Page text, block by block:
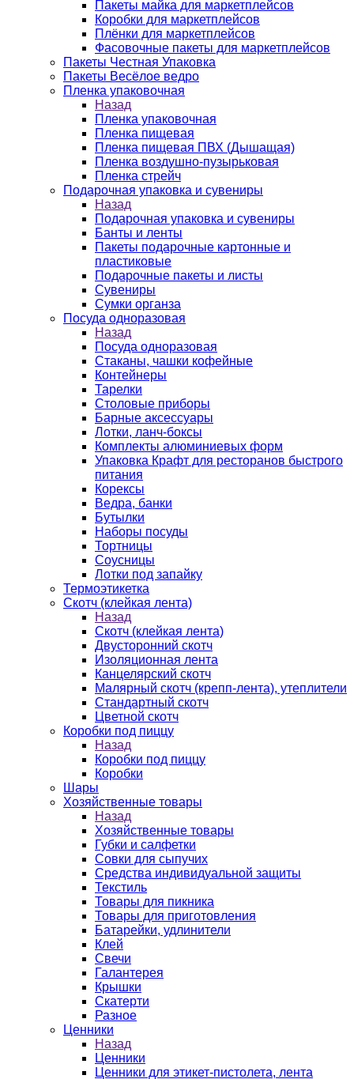
Пакеты майка для маркетплейсов
Коробки для маркетплейсов
Плёнки для маркетплейсов
Фасовочные пакеты для маркетплейсов
Пакеты Честная Упаковка
Пакеты Весёлое ведро
Пленка упаковочная
Назад
Пленка упаковочная
Пленка пищевая
Пленка пищевая ПВХ (Дышащая)
Пленка воздушно-пузырьковая
Пленка стрейч
Подарочная упаковка и сувениры
Назад
Подарочная упаковка и сувениры
Банты и ленты
Пакеты подарочные картонные и
пластиковые
Подарочные пакеты и листы
Сувениры
Сумки органза
Посуда одноразовая
Назад
Посуда одноразовая
Стаканы, чашки кофейные
Контейнеры
Тарелки
Столовые приборы
Барные аксессуары
Лотки, ланч-боксы
Комплекты алюминиевых форм
Упаковка Крафт для ресторанов быстрого
питания
Корексы
Ведра, банки
Бутылки
Наборы посуды
Тортницы
Соусницы
Лотки под запайку
Термоэтикетка
Скотч (клейкая лента)
Назад
Скотч (клейкая лента)
Двусторонний скотч
Изоляционная лента
Канцелярский скотч
Малярный скотч (крепп-лента), утеплители
Стандартный скотч
Цветной скотч
Коробки под пиццу
Назад
Коробки под пиццу
Коробки
Шары
Хозяйственные товары
Назад
Хозяйственные товары
Губки и салфетки
Совки для сыпучих
Средства индивидуальной защиты
Текстиль
Товары для пикника
Товары для приготовления
Батарейки, удлинители
Клей
Свечи
Галантерея
Крышки
Скатерти
Разное
Ценники
Назад
Ценники
Ценники для этикет-пистолета, лента